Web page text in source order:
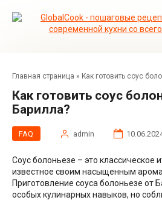
Главная страница » Как готовить соус
Как готовить соус болоньезе от
Барилла?
FAQ admin
Соус болоньезе – это классическое
известное своим насыщенным
Приготовление соуса болоньезе от
особых кулинарных навыков, но